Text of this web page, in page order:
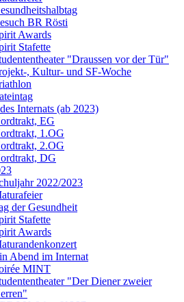
BR Rösti
Awards
Stafette
"Draussen vor der Tür"
, Kultur- und SF-Woche
Internats (ab 2023)
EG
1.OG
2.OG
DG
2022/2023
der Gesundheit
Stafette
Awards
Abend im Internat
MINT
"Der Diener zweier